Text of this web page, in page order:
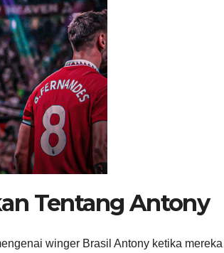
Tentang Antony
winger Brasil Antony ketika mereka